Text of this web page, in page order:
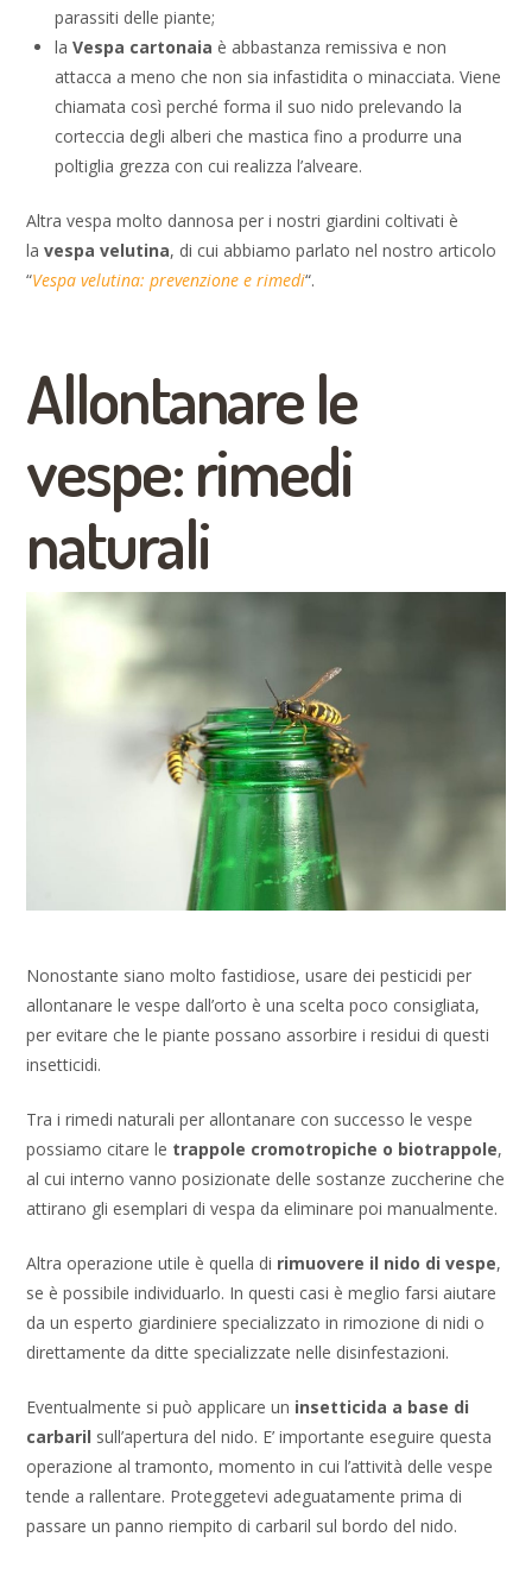
parassiti delle piante;
la Vespa cartonaia è abbastanza remissiva e non
attacca a meno che non sia infastidita o minacciata. Viene
chiamata così perché forma il suo nido prelevando la
corteccia degli alberi che mastica fino a produrre una
poltiglia grezza con cui realizza l’alveare.
Altra vespa molto dannosa per i nostri giardini coltivati è
lavespa velutina, di cui abbiamo parlato nel nostro articolo
“Vespa velutina: prevenzione e rimedi“.
Allontanare le
vespe: rimedi
naturali
Nonostante siano molto fastidiose, usare dei pesticidi per
allontanare le vespe dall’orto è una scelta poco consigliata,
per evitare che le piante possano assorbire i residui di questi
insetticidi.
Tra i rimedi naturali per allontanare con successo le vespe
possiamo citare le trappole cromotropiche o biotrappole,
al cui interno vanno posizionate delle sostanze zuccherine che
attirano gli esemplari di vespa da eliminare poi manualmente.
Altra operazione utile è quella di rimuovere il nido di vespe,
se è possibile individuarlo. In questi casi è meglio farsi aiutare
da un esperto giardiniere specializzato in rimozione di nidi o
direttamente da ditte specializzate nelle disinfestazioni.
Eventualmente si può applicare un insetticida a base di
carbaril sull’apertura del nido. E’ importante eseguire questa
operazione al tramonto, momento in cui l’attività delle vespe
tende a rallentare. Proteggetevi adeguatamente prima di
passare un panno riempito di carbaril sul bordo del nido.